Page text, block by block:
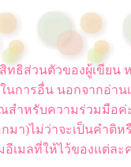
ทธิส่วนตัวของผู้เขีย
นการอื่น นอกจากอ่า
สำหรับความร่วมมือ
มา)ไม่ว่าจะเป็นคำติ
อีเมลที่ให้ไว้ของแต่